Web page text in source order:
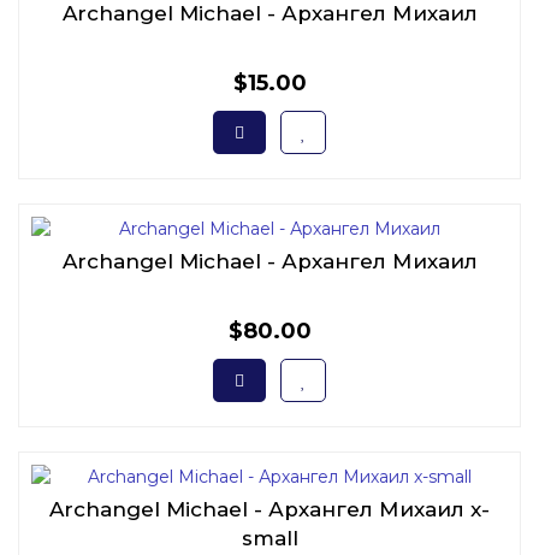
Archangel Michael - Архангел Михаил
$15.00
Archangel Michael - Архангел Михаил
$80.00
Archangel Michael - Архангел Михаил x-
small